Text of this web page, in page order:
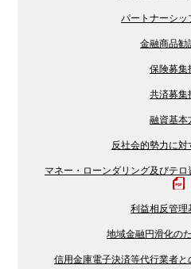
パートナーシッ
金融商品勧
保険募集
共済募集
融資基本
反社会的勢力に
マネー・ローンダリング及びテ
利益相反管理
地域金融円滑化の
信用金庫電子決済等代行業者